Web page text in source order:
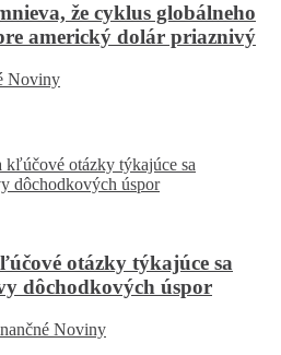
že cyklus globálneho
americký dolár priaznivý
Noviny
otázky týkajúce sa
dôchodkových úspor
Noviny